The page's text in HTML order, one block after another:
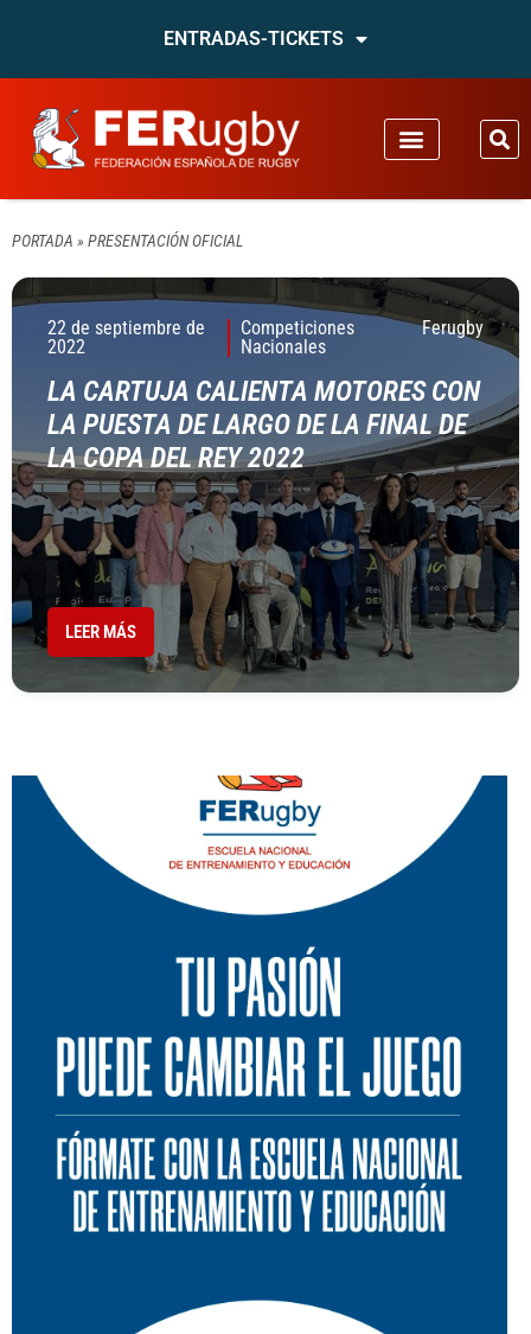
ENTRADAS-TICKETS
PORTADA » PRESENTACIÓN OFICIAL
22 de septiembre de
2022
Competiciones
Nacionales
Ferugby
LA CARTUJA CALIENTA MOTORES CON
LA PUESTA DE LARGO DE LA FINAL DE
LA COPA DEL REY 2022
LEER MÁS